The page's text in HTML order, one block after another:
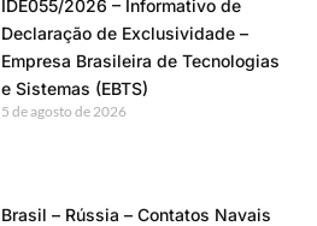
IDE055/2026 – Informativo de
Declaração de Exclusividade –
Empresa Brasileira de Tecnologias
e Sistemas (EBTS)
5 de agosto de 2026
Brasil – Rússia – Contatos Navais